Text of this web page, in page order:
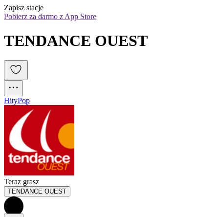
Zapisz stacje
Pobierz za darmo z App Store
TENDANCE OUEST
HityPop
Teraz grasz
TENDANCE OUEST